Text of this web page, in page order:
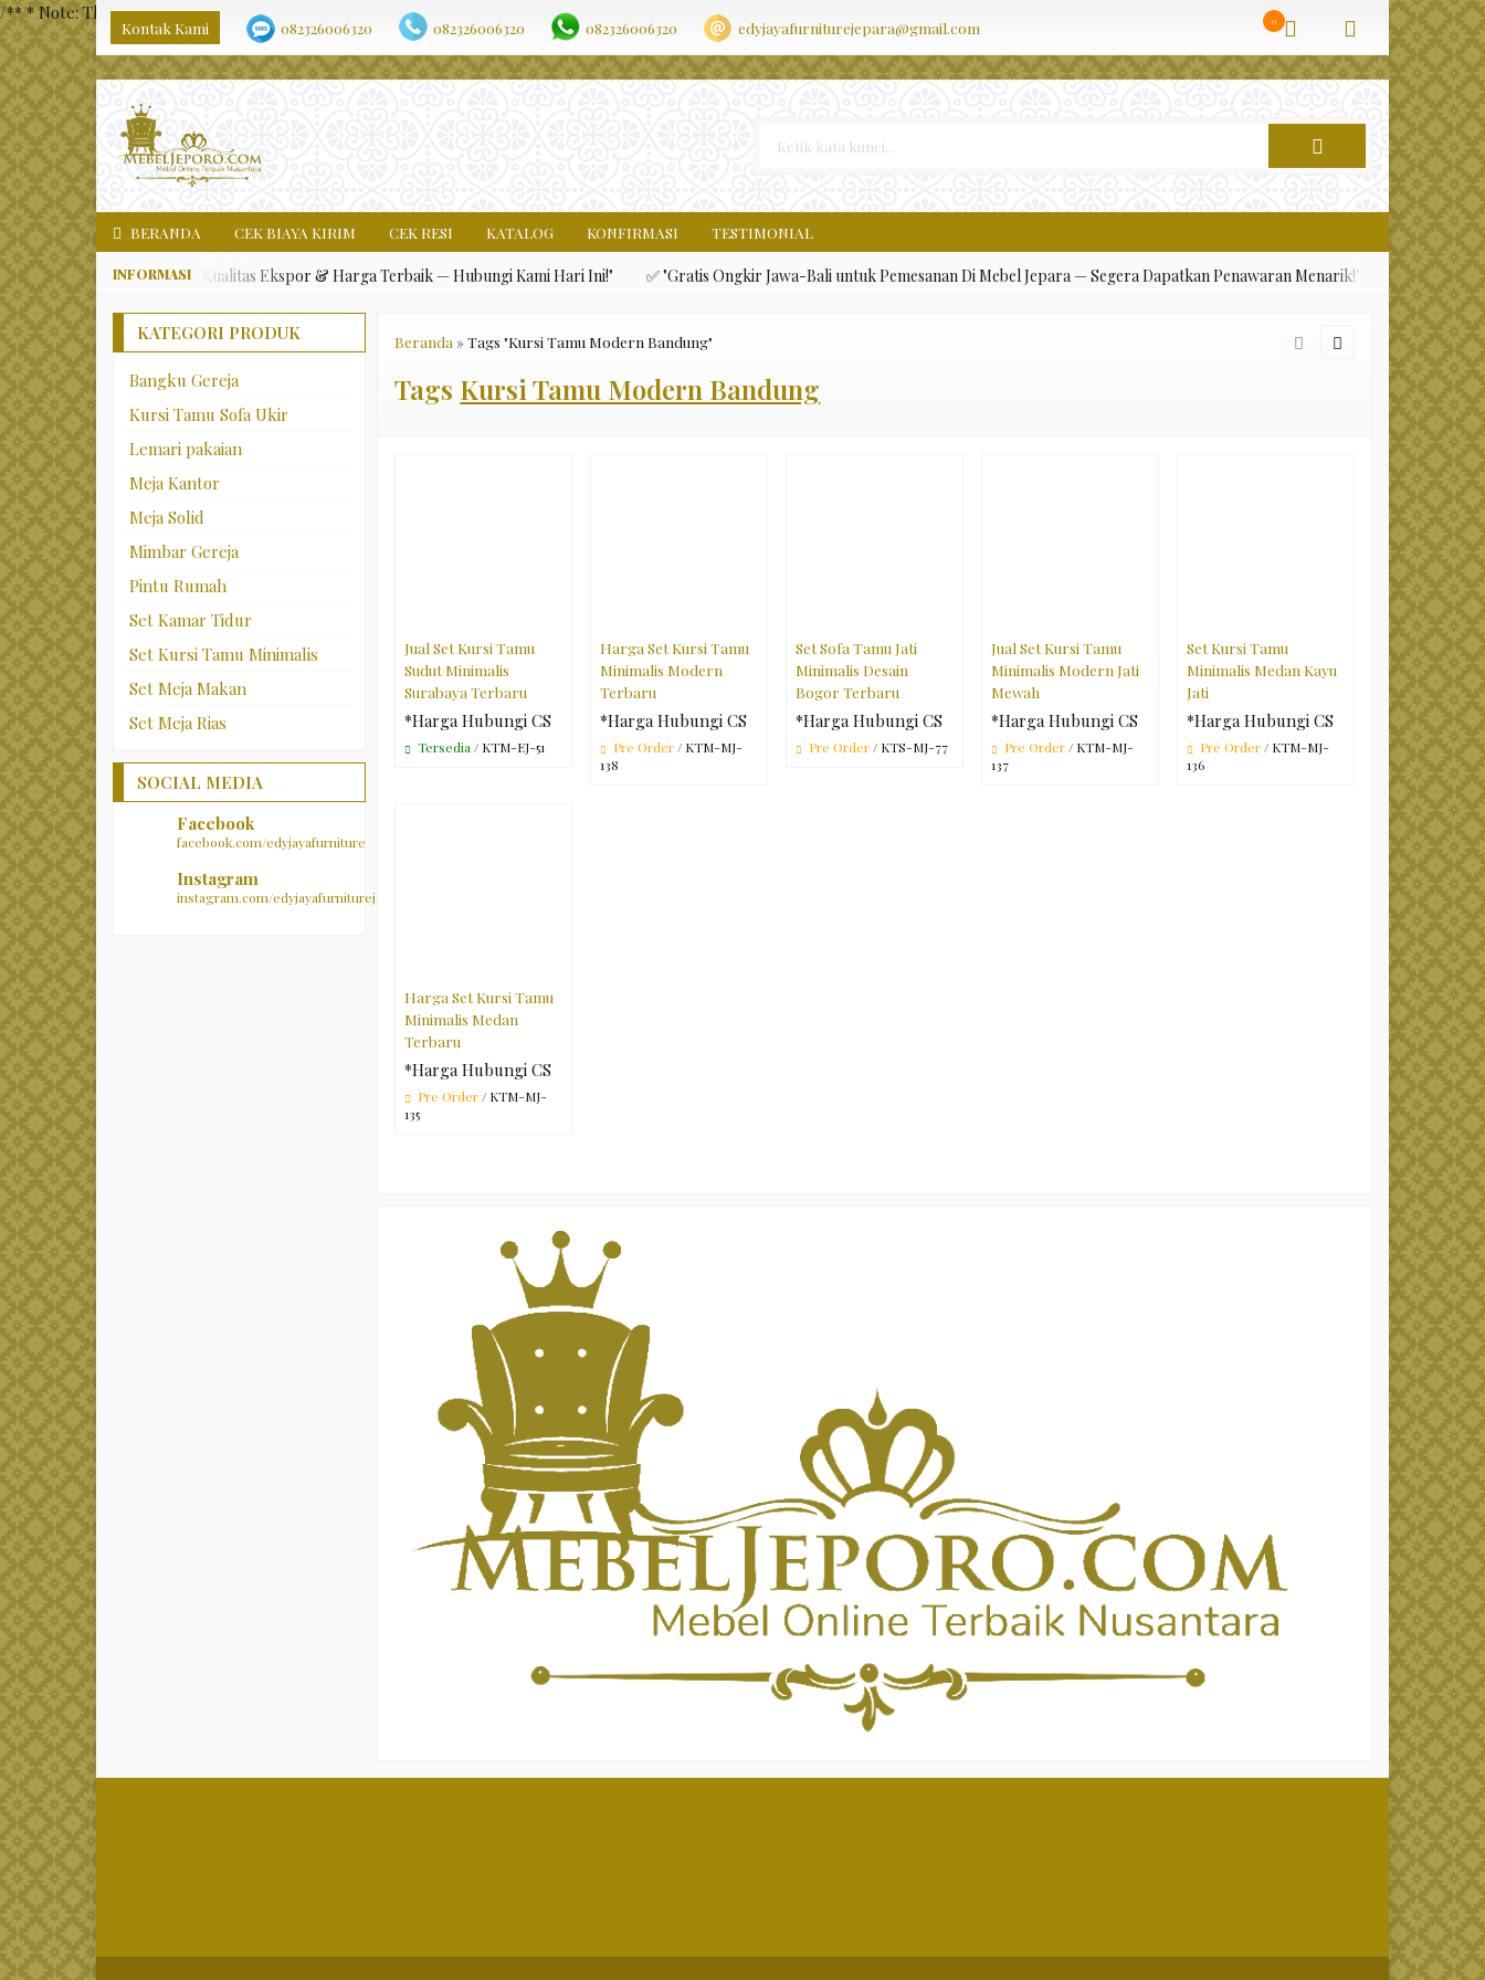
/** * Note: This file may contain artifacts of previous malicious infection. * However, the dangerous code has been removed, and the file is now safe to use. */
Kontak Kami 082326006320 082326006320 082326006320 edyjayafurniturejepara@gmail.com 0
BERANDA CEK BIAYA KIRIM CEK RESI KATALOG KONFIRMASI TESTIMONIAL
Mebel Jepara Asli, Kualitas Ekspor & Harga Terbaik — Hubungi Kami Hari Ini!" ✅ "Gratis Ongkir Jawa-Bali untuk Pemesanan Di Mebel Jepara — Segera Dapatkan Penawaran Menarik!"
Beranda »Tags "Kursi Tamu Modern Bandung"
Tags Kursi Tamu Modern Bandung
Jual Set Kursi Tamu
Sudut Minimalis
Surabaya Terbaru
*Harga Hubungi CS
Tersedia / KTM-EJ-51
Harga Set Kursi Tamu
Minimalis Modern
Terbaru
*Harga Hubungi CS
Pre Order / KTM-MJ-
138
Set Sofa Tamu Jati
Minimalis Desain
Bogor Terbaru
*Harga Hubungi CS
Pre Order / KTS-MJ-77
Jual Set Kursi Tamu
Minimalis Modern Jati
Mewah
*Harga Hubungi CS
Pre Order / KTM-MJ-
137
Set Kursi Tamu
Minimalis Medan Kayu
Jati
*Harga Hubungi CS
Pre Order / KTM-MJ-
136
Harga Set Kursi Tamu
Minimalis Medan
Terbaru
*Harga Hubungi CS
Pre Order / KTM-MJ-
135
KATEGORI PRODUK
Bangku Gereja
Kursi Tamu Sofa Ukir
Lemari pakaian
Meja Kantor
Meja Solid
Mimbar Gereja
Pintu Rumah
Set Kamar Tidur
Set Kursi Tamu Minimalis
Set Meja Makan
Set Meja Rias
SOCIAL MEDIA
Facebook
facebook.com/edyjayafurniture
Instagram
instagram.com/edyjayafurniturejepara